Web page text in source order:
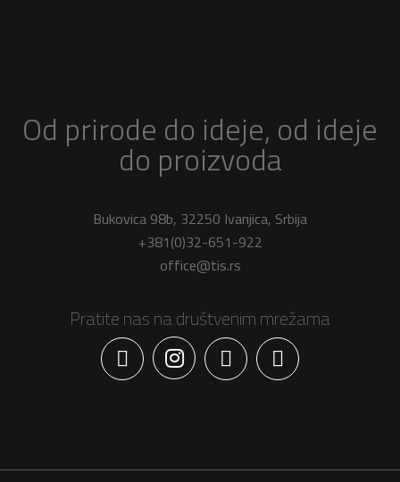
Od prirode do ideje, od ideje
do proizvoda
Bukovica 98b, 32250 Ivanjica, Srbija
+381(0)32-651-922
office@tis.rs
Pratite nas na društvenim mrežama
Facebook